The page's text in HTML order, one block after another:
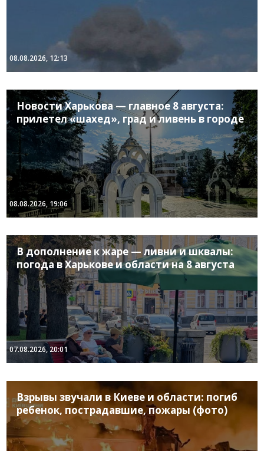
08.08.2026, 12:13
Новости Харькова — главное 8 августа:
прилетел «шахед», град и ливень в городе
08.08.2026, 19:06
В дополнение к жаре — ливни и шквалы:
погода в Харькове и области на 8 августа
07.08.2026, 20:01
Взрывы звучали в Киеве и области: погиб
ребенок, пострадавшие, пожары (фото)